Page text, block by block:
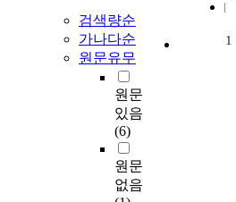
검색량순
가나다순
원문유무
원문
있음
(6)
원문
없음
1